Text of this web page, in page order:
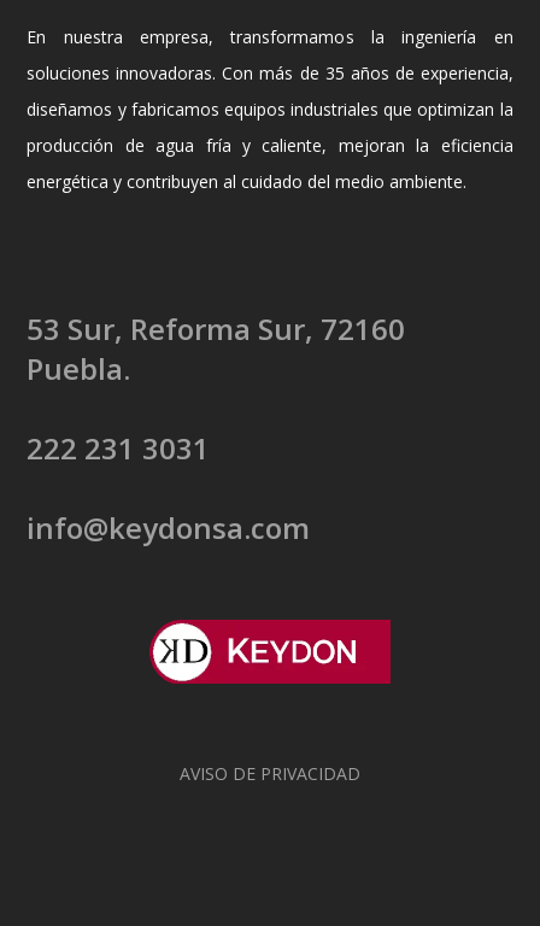
En nuestra empresa, transformamos la ingeniería en
soluciones innovadoras. Con más de 35 años de experiencia,
diseñamos y fabricamos equipos industriales que optimizan la
producción de agua fría y caliente, mejoran la eficiencia
energética y contribuyen al cuidado del medio ambiente.
53 Sur, Reforma Sur, 72160
Puebla.
222 231 3031
info@keydonsa.com
AVISO DE PRIVACIDAD